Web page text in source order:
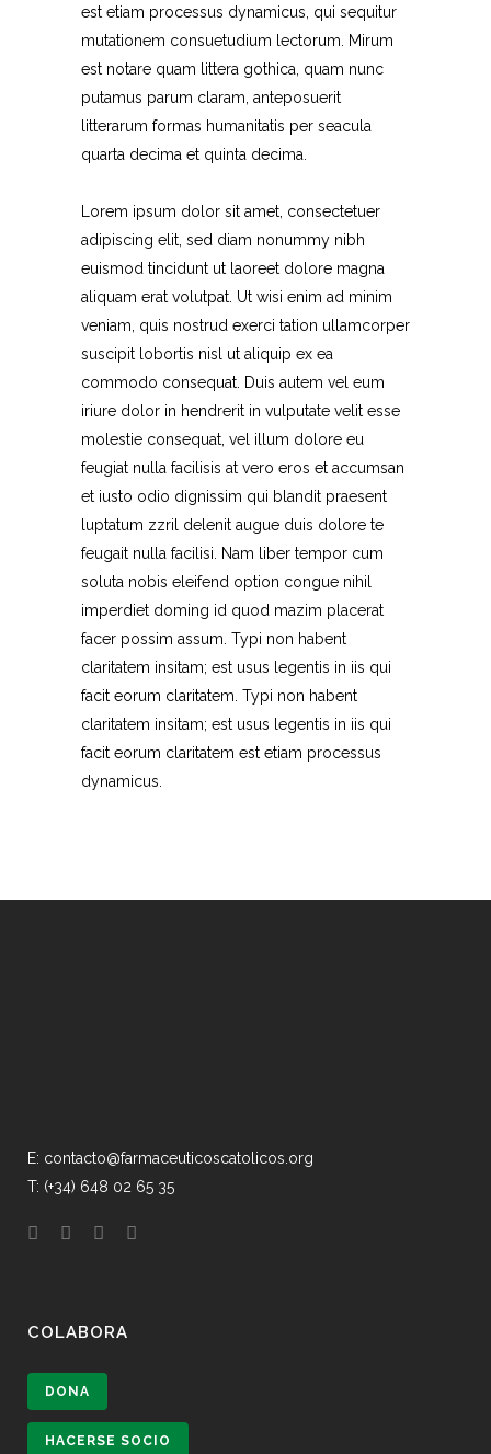
est etiam processus dynamicus, qui sequitur
mutationem consuetudium lectorum. Mirum
est notare quam littera gothica, quam nunc
putamus parum claram, anteposuerit
litterarum formas humanitatis per seacula
quarta decima et quinta decima.
Lorem ipsum dolor sit amet, consectetuer
adipiscing elit, sed diam nonummy nibh
euismod tincidunt ut laoreet dolore magna
aliquam erat volutpat. Ut wisi enim ad minim
veniam, quis nostrud exerci tation ullamcorper
suscipit lobortis nisl ut aliquip ex ea
commodo consequat. Duis autem vel eum
iriure dolor in hendrerit in vulputate velit esse
molestie consequat, vel illum dolore eu
feugiat nulla facilisis at vero eros et accumsan
et iusto odio dignissim qui blandit praesent
luptatum zzril delenit augue duis dolore te
feugait nulla facilisi. Nam liber tempor cum
soluta nobis eleifend option congue nihil
imperdiet doming id quod mazim placerat
facer possim assum. Typi non habent
claritatem insitam; est usus legentis in iis qui
facit eorum claritatem. Typi non habent
claritatem insitam; est usus legentis in iis qui
facit eorum claritatem est etiam processus
dynamicus.
E: contacto@farmaceuticoscatolicos.org
T: (+34) 648 02 65 35
COLABORA
DONA
HACERSE SOCIO